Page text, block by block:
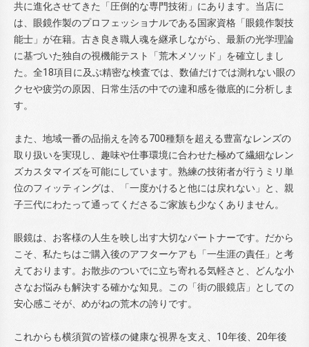
共に進化させてきた「圧倒的な専門技術」にあります。当店に
は、眼鏡作製のプロフェッショナルである国家資格「眼鏡作製技
能士」が在籍。古き良き職人魂を継承しながら、最新の光学理論
に基づいた独自の視機能テスト「荒木メソッド」を確立しまし
た。全18項目に及ぶ精密な検査では、数値だけでは測れない眼の
クセや疲労の原因、日常生活の中での違和感を徹底的に分析しま
す。
また、地域一番の品揃えを誇る700種類を超える豊富なレンズの
取り扱いを実現し、趣味や仕事環境に合わせた極めて繊細なレン
ズカスタマイズを可能にしています。熟練の技術者が行うミリ単
位のフィッティングは、「一度かけると他には戻れない」と、親
子三代にわたって通ってくださるご家族も少なくありません。
眼鏡は、お客様の人生を映し出す大切なパートナーです。だから
こそ、私たちはご購入後のアフターケアも「一生涯の責任」と考
えております。お散歩のついでに立ち寄れる気軽さと、どんな小
さなお悩みも解決する確かな知見。この「街の眼鏡店」としての
安心感こそが、めがねの荒木の誇りです。
これからも横須賀の皆様の健康な視界を支え、10年後、20年後